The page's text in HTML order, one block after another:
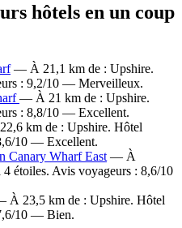
hôtels en un coup
— À 21,1 km de : Upshire.
: 9,2/10 — Merveilleux.
— À 21 km de : Upshire.
: 8,8/10 — Excellent.
km de : Upshire. Hôtel
10 — Excellent.
Canary Wharf East — À
étoiles. Avis voyageurs : 8,6/10
À 23,5 km de : Upshire. Hôtel
10 — Bien.